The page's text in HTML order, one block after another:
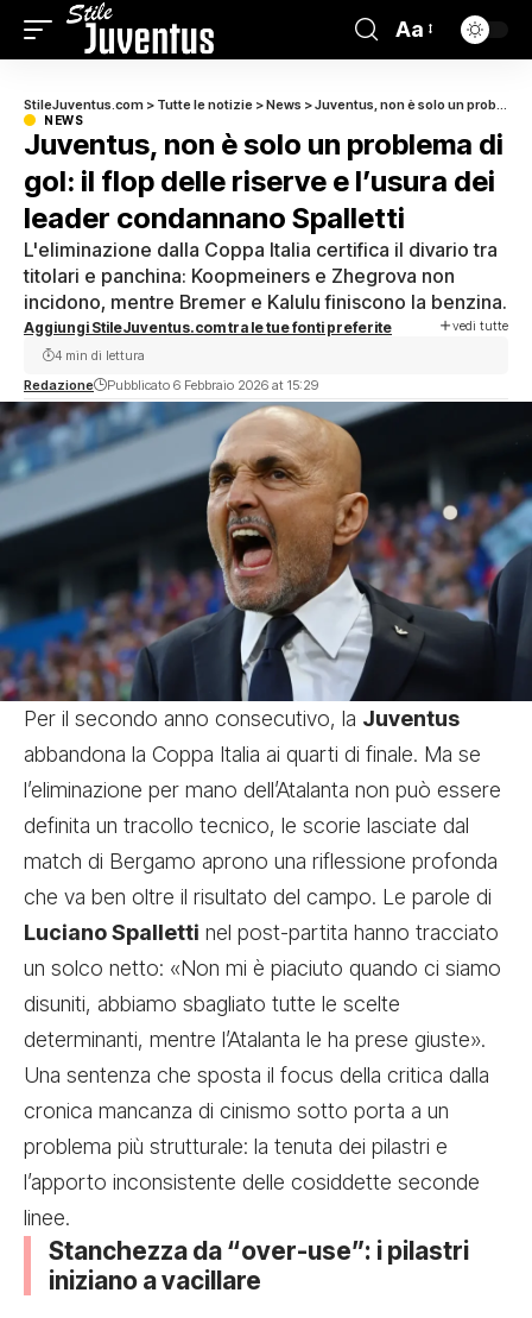
Aa
StileJuventus.com > Tutte le notizie >News >Juventus, non è solo un problema di gol: il flop delle riserve e l’usura dei leader condannano Spalletti
NEWS
Juventus, non è solo un problema di
gol: il flop delle riserve e l’usura dei
leader condannano Spalletti
L'eliminazione dalla Coppa Italia certifica il divario tra
titolari e panchina: Koopmeiners e Zhegrova non
incidono, mentre Bremer e Kalulu finiscono la benzina.
Aggiungi StileJuventus.com tra le tue fonti preferite vedi tutte
Redazione Pubblicato 6 Febbraio 2026 at 15:29
4 min di lettura
Per il secondo anno consecutivo, la Juventus
abbandona la Coppa Italia ai quarti di finale. Ma se
l’eliminazione per mano dell’Atalanta non può essere
definita un tracollo tecnico, le scorie lasciate dal
match di Bergamo aprono una riflessione profonda
che va ben oltre il risultato del campo. Le parole di
Luciano Spalletti nel post-partita hanno tracciato
un solco netto: «Non mi è piaciuto quando ci siamo
disuniti, abbiamo sbagliato tutte le scelte
determinanti, mentre l’Atalanta le ha prese giuste».
Una sentenza che sposta il focus della critica dalla
cronica mancanza di cinismo sotto porta a un
problema più strutturale: la tenuta dei pilastri e
l’apporto inconsistente delle cosiddette seconde
linee.
Stanchezza da “over-use”: i pilastri
iniziano a vacillare